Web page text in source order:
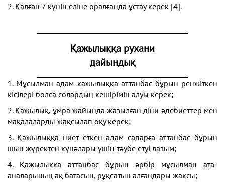
2. Қалған 7 күнін еліне оралғанда ұстау керек [4].
Қажылыққа рухани
дайындық
1. Мұсылман адам қажылыққа аттанбас бұрын ренжіткен
кісілері болса солардың кешірімін алуы керек;
2. Қажылық, ұмра жайында жазылған діни әдебиеттер мен
мақалаларды жақсылап оқу керек;
3. Қажылыққа ниет еткен адам сапарға аттанбас бұрын
шын жүректен күнәлары үшін тәубе етуі лазым;
4. Қажылыққа аттанбас бұрын әрбір мұсылман ата-
аналарының ақ батасын, рұқсатын алғандары жақсы;